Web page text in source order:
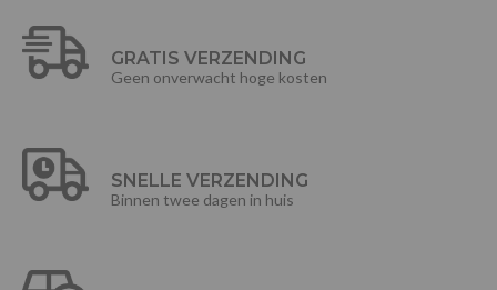
GRATIS VERZENDING
Geen onverwacht hoge kosten
SNELLE VERZENDING
Binnen twee dagen in huis